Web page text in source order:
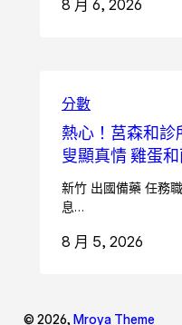
8 月 6, 2026
分數
熱心！莒森和診
叟顯真情 雞蛋
新竹 出國備藥 任務
息…
8 月 5, 2026
© 2026, Mroya Theme